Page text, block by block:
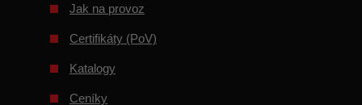
Jak na provoz
Certifikáty (PoV)
Katalogy
Ceníky